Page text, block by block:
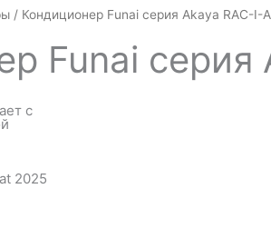
/ Кондиционер Funai серия Akaya RAC-I-
Funai серия